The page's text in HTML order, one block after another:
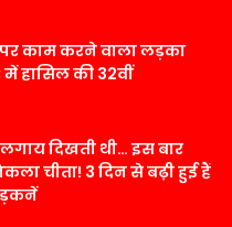
काम करने वाला लड़का
में हासिल की 32वीं
दिखती थी… इस बार
चीता! 3 दिन से बढ़ी हुई हैं